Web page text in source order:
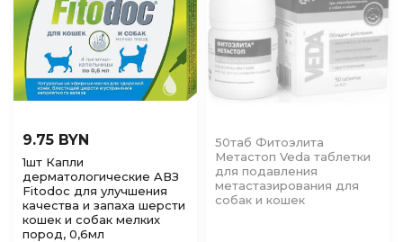
9.75 BYN
1шт Капли
дерматологические AВЗ
Fitodoc для улучшения
качества и запаха шерсти
кошек и собак мелких
пород, 0,6мл
50таб Фитоэлита
Метастоп Veda таблетки
для подавления
метастазирования для
собак и кошек